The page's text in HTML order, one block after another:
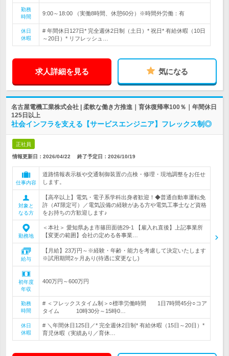
勤務
時間
9:00～18:00 （実働8時間、休憩60分）※時間外労働：有
休日
休暇
# 年間休日127日* 完全週休2日制（土日）* 祝日* 有給休暇（10日
～20日）* リフレッシュ…
求人詳細を見る 気になる
名古屋電機工業株式会社 | 柔軟な働き方推進｜育休復帰率100％｜年間休日
125日以上
社会インフラを支える【サービスエンジニア】フレックス制◎
正社員
情報更新日：2026/04/22 終了予定日： 2026/10/19
仕事内容
道路情報表示板や交通制御装置の点検・修理・現地調整をお任せ
します。
対象と
なる方
【高卒以上】電気・電子系学科出身者歓迎！◆普通自動車運転免
許（AT限定可）／電気設備の経験がある方や電気工事士など資格
をお持ちの方歓迎します♪
勤務地
＜本社＞ 愛知県あま市篠田面徳29-1 【雇入れ直後】上記事業所
【変更の範囲】会社の定める各事業…
給与
【月給】23万円～※経験・年齢・能力を考慮して決定いたします
※試用期間2ヶ月あり(待遇に変更なし)
初年度
年収
400万円～600万円
勤務
時間
# ＜フレックスタイム制＞○標準労働時間 1日7時間45分○コア
タイム 10時30分～15時0…
休日
休暇
# ＼年間休日125日／* 完全週休2日制* 有給休暇（15日～20日）*
育児休暇（実績あり／育休…